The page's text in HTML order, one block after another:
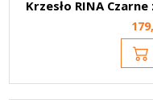
Krzesło RINA